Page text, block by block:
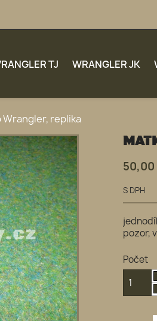
TJ WRANGLER JK
Wrangler, replika
50,00
S DPH
pozor,
Počet